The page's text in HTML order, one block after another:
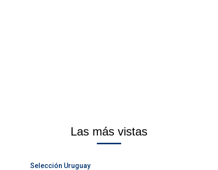
Las más vistas
Selección Uruguay